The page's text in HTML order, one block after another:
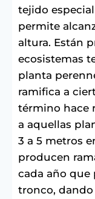
tejido
permite
altura. Están
ecosistemas
planta
ramifica a
término hace
a aquellas
3 a 5 metros
producen
cada año que
tronco,